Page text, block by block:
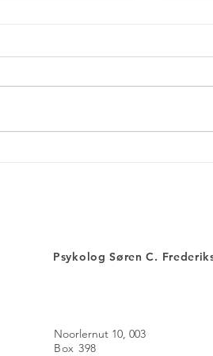
Psykolog Søren C.
Noorlernut 10, 003
Box 398